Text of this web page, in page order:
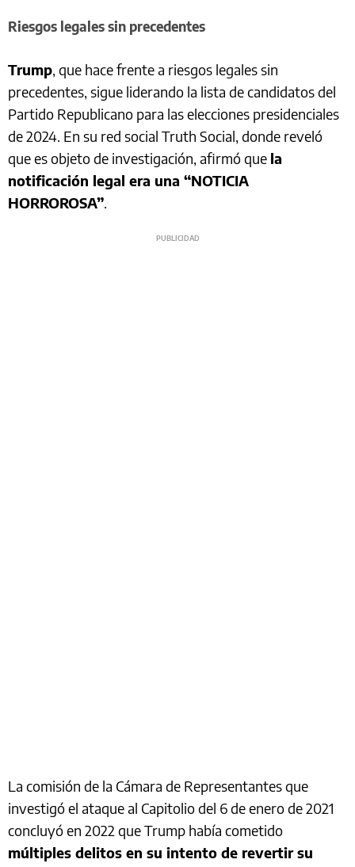
Riesgos legales sin precedentes
Trump, que hace frente a riesgos legales sin
precedentes, sigue liderando la lista de candidatos del
Partido Republicano para las elecciones presidenciales
de 2024. En su red social Truth Social, donde reveló
que es objeto de investigación, afirmó que la
notificación legal era una “NOTICIA
HORROROSA”.
La comisión de la Cámara de Representantes que
investigó el ataque al Capitolio del 6 de enero de 2021
concluyó en 2022 que Trump había cometido
múltiples delitos en su intento de revertir su